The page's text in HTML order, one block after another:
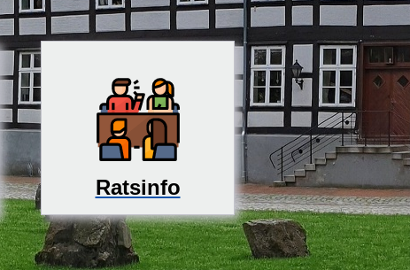
Ratsinfo